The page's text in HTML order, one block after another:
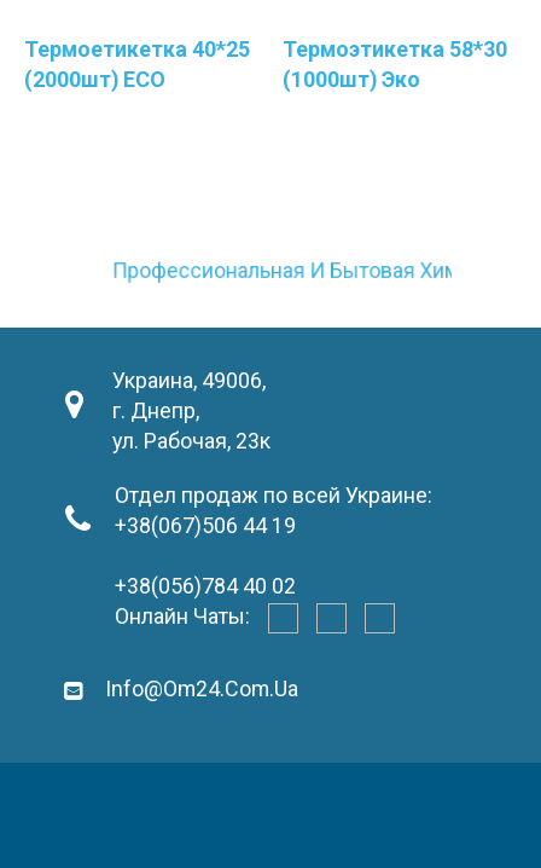
Термоетикетка 40*25
(2000шт) ECO
Термоэтикетка 58*30
(1000шт) Эко
Профессиональная И Бытовая Химия
Украина, 49006,
г. Днепр,
ул. Рабочая, 23к
Отдел продаж по всей Украине:
+38(067)506 44 19
+38(056)784 40 02
Онлайн Чаты:
Info@om24.com.ua